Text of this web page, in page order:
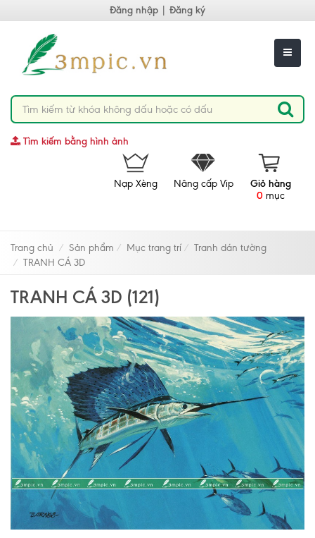
Đăng nhập Đăng ký
Tìm kiếm bằng hình ảnh
Giỏ hàng
0 mục
Nâng cấp Vip
Nạp Xèng
Trang chủ Sản phẩm Mục trang trí
Tranh dán tường
TRANH CÁ 3D
TRANH CÁ 3D (121)